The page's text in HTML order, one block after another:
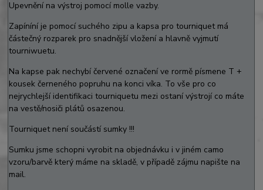
Upevnění na výstroj pomocí molle vazby.
Zapíníní je pomocí suchého zipu a kapsa pro tourniquet má
částečný rozparek pro snadnější vložení a hlavně vyjmutí
tourniwuetu.
Na kapse pak nechybí červené označení ve rormě písmene T +
kousek černeného popruhu na konci víka. To vše pro co
nejrychlejší identifikaci tourniquetu mezi ostaní výstrojí co máte
na vestě/nosiči plátů osazenou.
Tourniquet není součástí sumky !!!
Sumku jsme schopni vyrobit na objednávku i v jiném camo
vzoru/barvě který máme na skladě, v případě zájmu napište na
mail.